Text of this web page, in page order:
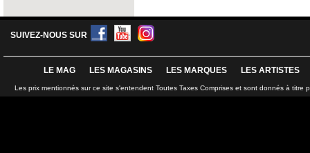
SUIVEZ-NOUS SUR
LE MAG LES MAGASINS LES MARQUES LES ARTISTES
Les prix mentionnés sur ce site s'entendent Toutes Taxes Comprises et sont donnés à